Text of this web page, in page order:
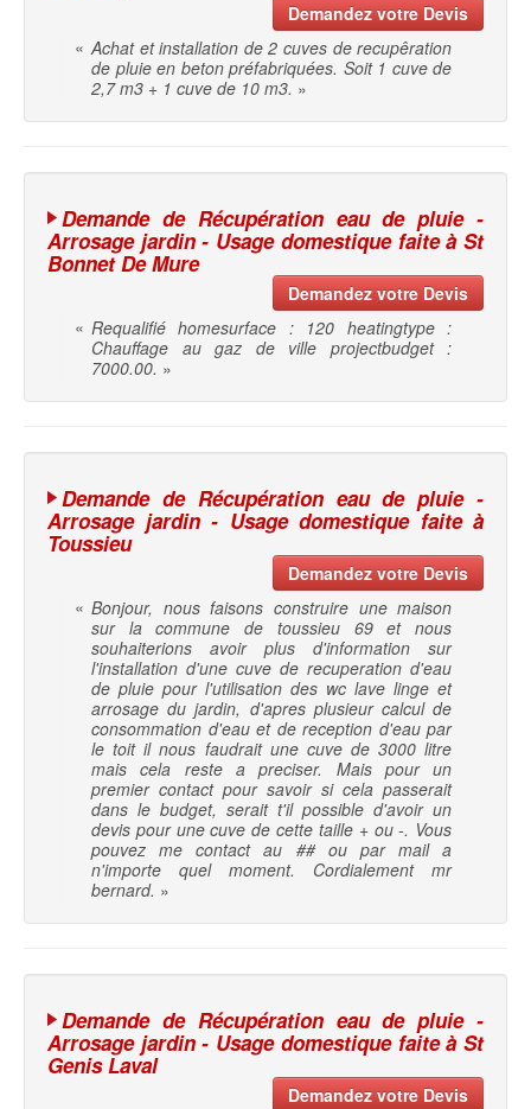
Demandez votre Devis
« Achat et installation de 2 cuves de recupêration
de pluie en beton préfabriquées. Soit 1 cuve de
2,7 m3 + 1 cuve de 10 m3. »
Demande de Récupération eau de pluie -
Arrosage jardin - Usage domestique faite à St
Bonnet De Mure
Demandez votre Devis
« Requalifié homesurface : 120 heatingtype :
Chauffage au gaz de ville projectbudget :
7000.00. »
Demande de Récupération eau de pluie -
Arrosage jardin - Usage domestique faite à
Toussieu
Demandez votre Devis
« Bonjour, nous faisons construire une maison
sur la commune de toussieu 69 et nous
souhaiterions avoir plus d'information sur
l'installation d'une cuve de recuperation d'eau
de pluie pour l'utilisation des wc lave linge et
arrosage du jardin, d'apres plusieur calcul de
consommation d'eau et de reception d'eau par
le toit il nous faudrait une cuve de 3000 litre
mais cela reste a preciser. Mais pour un
premier contact pour savoir si cela passerait
dans le budget, serait t'il possible d'avoir un
devis pour une cuve de cette taille + ou -. Vous
pouvez me contact au ## ou par mail a
n'importe quel moment. Cordialement mr
bernard. »
Demande de Récupération eau de pluie -
Arrosage jardin - Usage domestique faite à St
Genis Laval
Demandez votre Devis